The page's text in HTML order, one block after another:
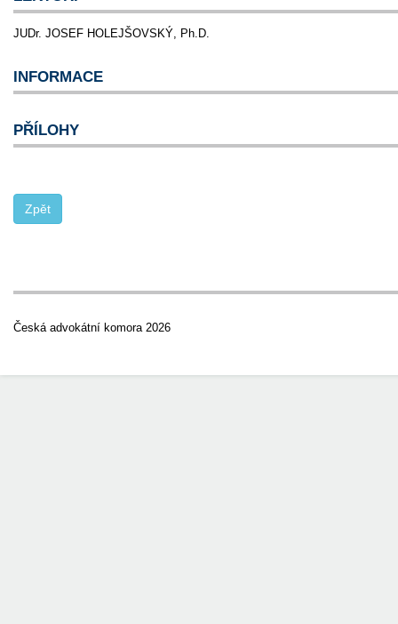
JUDr. JOSEF HOLEJŠOVSKÝ, Ph.D.
INFORMACE
PŘÍLOHY
Česká advokátní komora 2026